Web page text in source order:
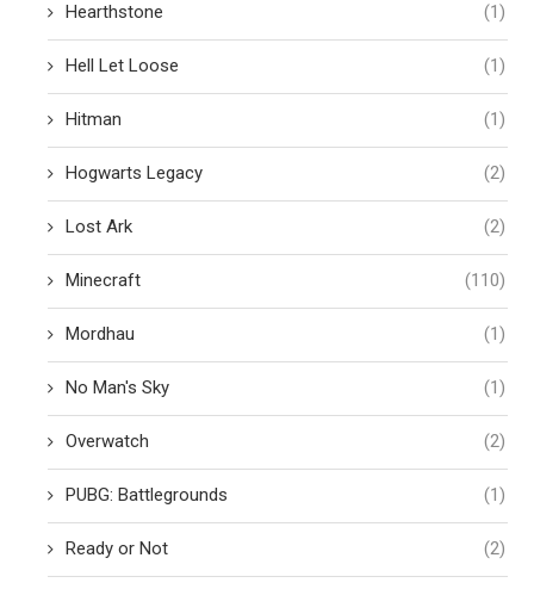
Hearthstone (1)
Hell Let Loose (1)
Hitman (1)
Hogwarts Legacy (2)
Lost Ark (2)
Minecraft (110)
Mordhau (1)
No Man's Sky (1)
Overwatch (2)
PUBG: Battlegrounds (1)
Ready or Not (2)